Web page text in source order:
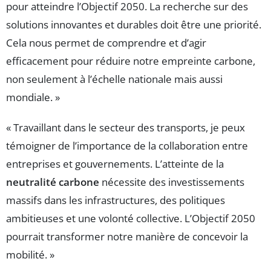
pour atteindre l’Objectif 2050. La recherche sur des
solutions innovantes et durables doit être une priorité.
Cela nous permet de comprendre et d’agir
efficacement pour réduire notre empreinte carbone,
non seulement à l’échelle nationale mais aussi
mondiale. »
« Travaillant dans le secteur des transports, je peux
témoigner de l’importance de la collaboration entre
entreprises et gouvernements. L’atteinte de la
neutralité carbone nécessite des investissements
massifs dans les infrastructures, des politiques
ambitieuses et une volonté collective. L’Objectif 2050
pourrait transformer notre manière de concevoir la
mobilité. »